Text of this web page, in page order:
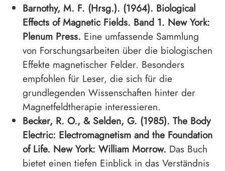
Barnothy, M. F. (Hrsg.). (1964). Biological
Effects of Magnetic Fields. Band 1. New York:
Plenum Press. Eine umfassende Sammlung
von Forschungsarbeiten über die biologischen
Effekte magnetischer Felder. Besonders
empfohlen für Leser, die sich für die
grundlegenden Wissenschaften hinter der
Magnetfeldtherapie interessieren.
Becker, R. O., & Selden, G. (1985). The Body
Electric: Electromagnetism and the Foundation
of Life. New York: William Morrow. Das Buch
bietet einen tiefen Einblick in das Verständnis